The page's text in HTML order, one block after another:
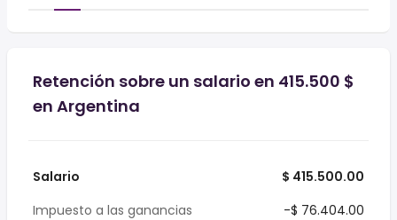
Retención sobre un salario en 415.500 $
en Argentina
Salario
$ 415.500.00
Impuesto a las ganancias
-$ 76.404.00